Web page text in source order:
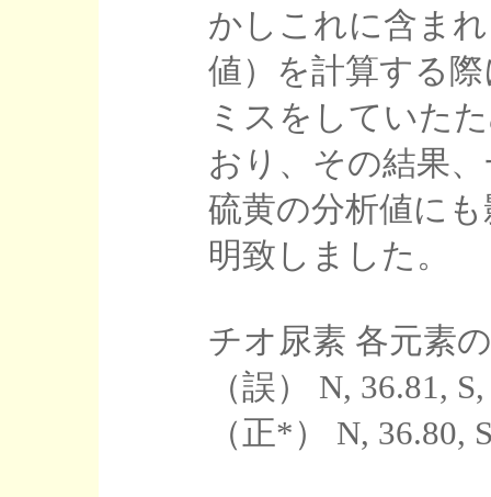
かしこれに含ま
値）を計算する
ミスをしていた
おり、その結果
硫黄の分析値に
明致しました。
チオ尿素 各元素
（誤） N, 36.81,
（正*） N, 36.80,